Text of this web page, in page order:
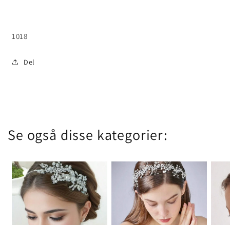
SKU:
1018
Del
Se også disse kategorier: